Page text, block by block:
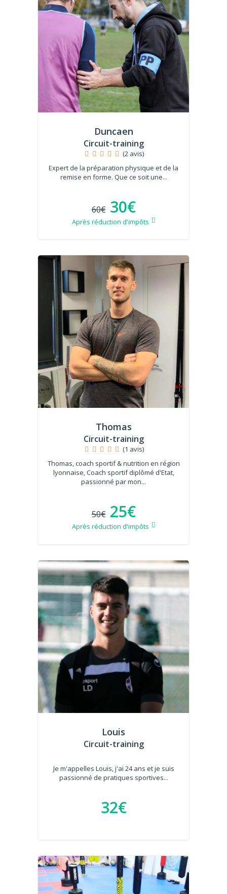
Duncaen
Circuit-training
(2 avis)
Expert de la préparation physique et de la
remise en forme. Que ce soit une...
60€ 30€
Après réduction d'impôts
Thomas
Circuit-training
(1 avis)
Thomas, coach sportif & nutrition en région
lyonnaise, Coach sportif diplômé d'Etat,
passionné par mon...
50€ 25€
Après réduction d'impôts
Louis
Circuit-training
Je m'appelles Louis, j'ai 24 ans et je suis
passionné de pratiques sportives...
32€